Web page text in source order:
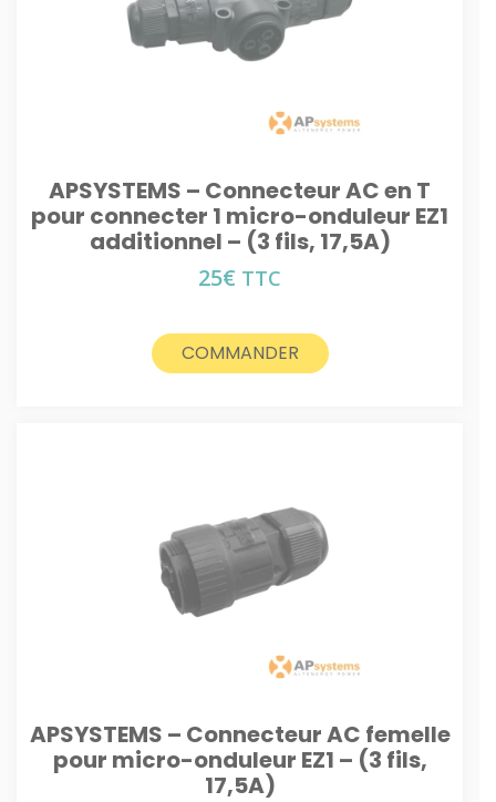
APSYSTEMS – Connecteur AC en T
pour connecter 1 micro-onduleur EZ1
additionnel – (3 fils, 17,5A)
25€ TTC
COMMANDER
APSYSTEMS – Connecteur AC femelle
pour micro-onduleur EZ1 – (3 fils,
17,5A)